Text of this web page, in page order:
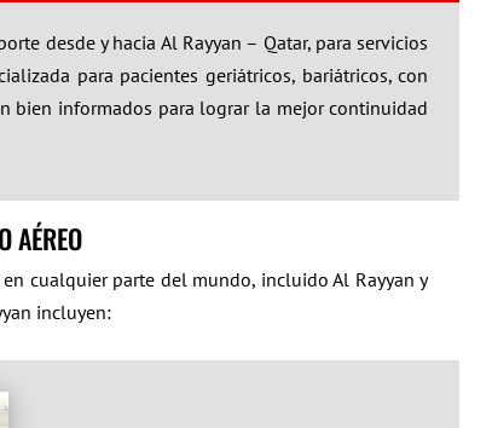
desde y hacia Al Rayyan – Qatar, para servicios
para pacientes geriátricos, bariátricos, con
bien informados para lograr la mejor continuidad
AÉREO
cualquier parte del mundo, incluido Al Rayyan y
incluyen: